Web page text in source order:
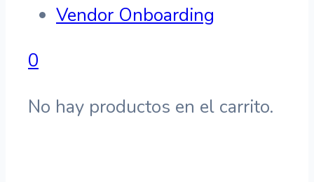
Vendor Onboarding
0
No hay productos en el carrito.